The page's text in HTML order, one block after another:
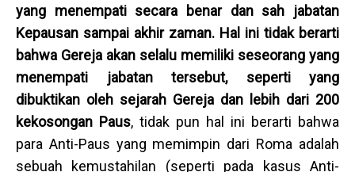
yang menempati secara benar dan sah jabatan
Kepausan sampai akhir zaman. Hal ini tidak berarti
bahwa Gereja akan selalu memiliki seseorang yang
menempati jabatan tersebut, seperti yang
dibuktikan oleh sejarah Gereja dan lebih dari 200
kekosongan Paus, tidak pun hal ini berarti bahwa
para Anti-Paus yang memimpin dari Roma adalah
sebuah kemustahilan (seperti pada kasus Anti-